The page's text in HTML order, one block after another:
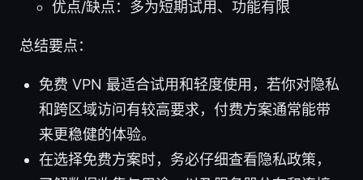
优点/缺点：多为短期试用、功能有限
总结要点：
免费 VPN 最适合试用和轻度使用，若你对隐私
和跨区域访问有较高要求，付费方案通常能带
来更稳健的体验。
在选择免费方案时，务必仔细查看隐私政策，